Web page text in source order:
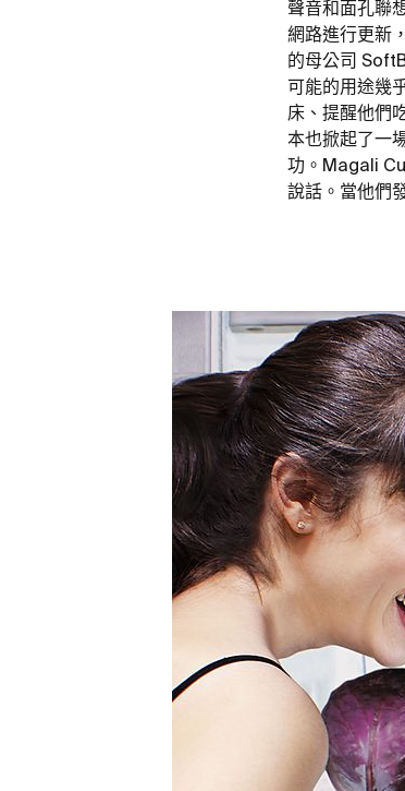
聲音和面孔聯
網路進行更新
的母公司
可能的用途幾
床、提醒他們
本也掀起了一
功。Magali
說話。當他們